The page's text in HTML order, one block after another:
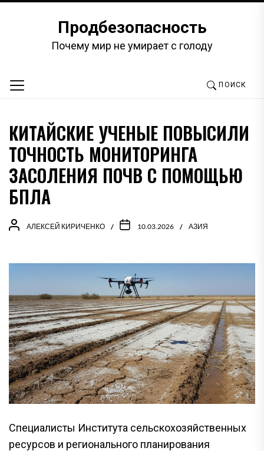
содержимомуПродбезопасность
Почему мир не умирает с голоду
ПОИСК
КИТАЙСКИЕ УЧЕНЫЕ ПОВЫСИЛИ
ТОЧНОСТЬ МОНИТОРИНГА
ЗАСОЛЕНИЯ ПОЧВ С ПОМОЩЬЮ
БПЛА
АЛЕКСЕЙ КИРИЧЕНКО 10.03.2026 АЗИЯ
Специалисты Института сельскохозяйственных
ресурсов и регионального планирования